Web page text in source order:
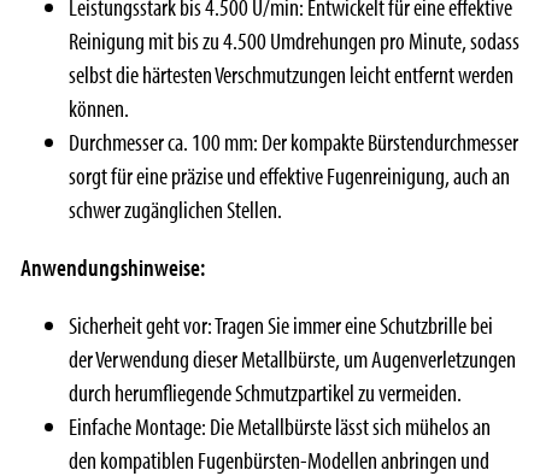
Leistungsstark bis 4.500 U/min: Entwickelt für eine effektive
Reinigung mit bis zu 4.500 Umdrehungen pro Minute, sodass
selbst die härtesten Verschmutzungen leicht entfernt werden
können.
Durchmesser ca. 100 mm: Der kompakte Bürstendurchmesser
sorgt für eine präzise und effektive Fugenreinigung, auch an
schwer zugänglichen Stellen.
Anwendungshinweise:
Sicherheit geht vor: Tragen Sie immer eine Schutzbrille bei
der Verwendung dieser Metallbürste, um Augenverletzungen
durch herumfliegende Schmutzpartikel zu vermeiden.
Einfache Montage: Die Metallbürste lässt sich mühelos an
den kompatiblen Fugenbürsten-Modellen anbringen und